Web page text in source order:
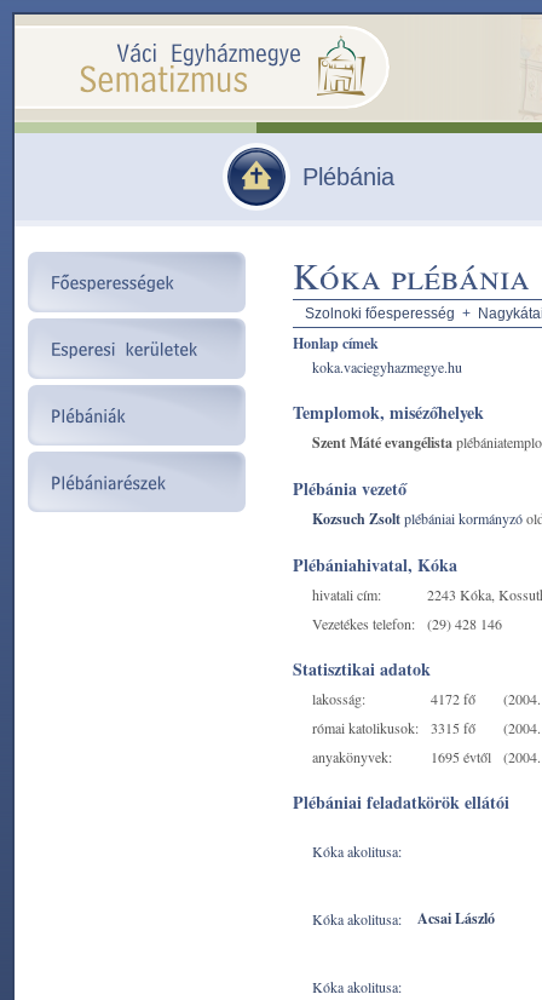
Plébánia
Kóka plébánia
Szolnoki főesperesség +
Honlap címek
koka.vaciegyhazmegye.hu
Templomok, misézőhelyek
Szent Máté evangélista
Plébánia vezető
Kozsuch Zsoltplébániai kormányzó
Plébániahivatal, Kóka
hivatali cím:
2243 Kóka,
Vezetékes telefon:
(29) 428 146
Statisztikai adatok
lakosság: 4172 fő
római katolikusok:
3315 fő
anyakönyvek:
1695 évtől
Plébániai feladatkörök ellátói
Kóka akolitusa:
Kóka akolitusa: Acsai László
Kóka akolitusa: